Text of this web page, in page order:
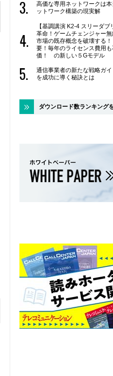
高価な専用ネットワークは
ットワーク構築の現実解
【基調講演 K2-4 スリーダ
革命！ゲームチェンジャー
市場の既存概念を破壊する
要！毎年のライセンス費用
価！ の新しい５Gモデル
通信事業者の新たな戦略ガ
を成功に導く秘訣とは
ダウンロード数ランキング